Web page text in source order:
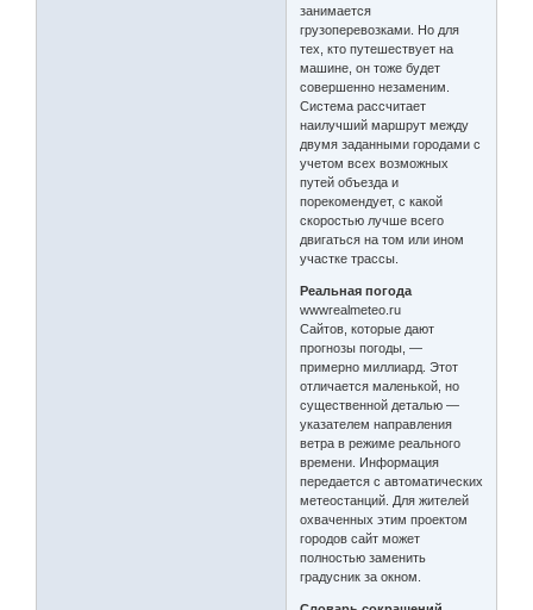
занимается
грузоперевозками. Но для
тех, кто путешествует на
машине, он тоже будет
совершенно незаменим.
Система рассчитает
наилучший маршрут между
двумя заданными городами с
учетом всех возможных
путей объезда и
порекомендует, с какой
скоростью лучше всего
двигаться на том или ином
участке трассы.
Реальная погода
wwwrealmeteo.ru
Сайтов, которые дают
прогнозы погоды, —
примерно миллиард. Этот
отличается маленькой, но
существенной деталью —
указателем направления
ветра в режиме реального
времени. Информация
передается с автоматических
метеостанций. Для жителей
охваченных этим проектом
городов сайт может
полностью заменить
градусник за окном.